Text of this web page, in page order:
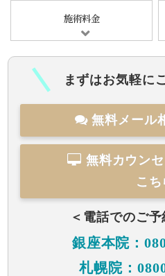
施術料金
まずはお気軽に
無料メール
無料カウン
こち
＜電話でのご
銀座本院：
札幌院：